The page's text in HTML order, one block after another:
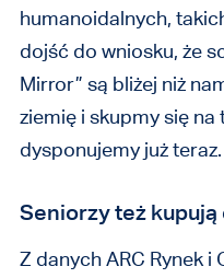
humanoidalnych,
dojść do wniosku, że
Mirror” są bliżej niż
ziemię i skupmy się
dysponujemy już teraz.
Seniorzy też kupują
Z danych ARC Rynek i